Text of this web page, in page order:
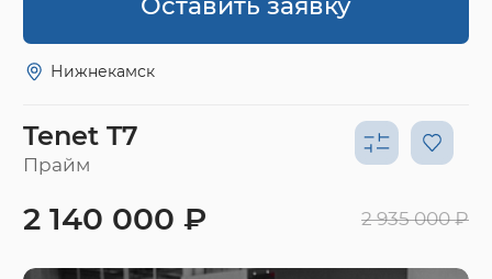
Нижнекамск
Tenet T7
Прайм
2 140 000 ₽ 2 935 000 ₽